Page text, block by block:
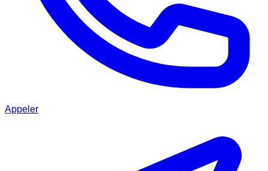
Appeler